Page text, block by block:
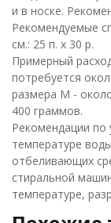
и в носке.
Рекомендуемые
см.: 25 п. х 30 р.
Примерный
потребуется
размера М -
400 граммов.
Рекомендации по
температуре
отбеливающих
стиральной
температуре,